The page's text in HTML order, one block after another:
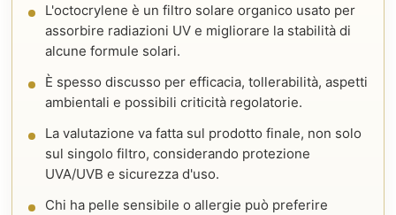
L'octocrylene è un filtro solare organico usato per
assorbire radiazioni UV e migliorare la stabilità di
alcune formule solari.
È spesso discusso per efficacia, tollerabilità, aspetti
ambientali e possibili criticità regolatorie.
La valutazione va fatta sul prodotto finale, non solo
sul singolo filtro, considerando protezione
UVA/UVB e sicurezza d'uso.
Chi ha pelle sensibile o allergie può preferire